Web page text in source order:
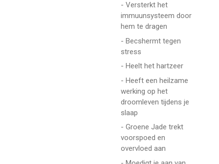
- Versterkt het
immuunsysteem door
hem te dragen
- Becshermt tegen
stress
- Heelt het hartzeer
- Heeft een heilzame
werking op het
droomleven tijdens je
slaap
- Groene Jade trekt
voorspoed en
overvloed aan